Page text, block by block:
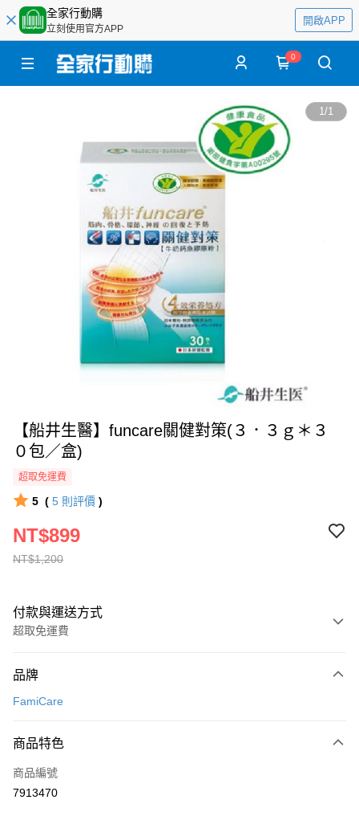
全家行動購
立刻使用官方APP
開啟APP
0
1/1
【船井生醫】funcare關健對策(３．３ｇ＊３
０包／盒)
超取免運費
5 ( 5 則評價 )
NT$1,200
NT$899
付款與運送方式
超取免運費
全家線上支付
運送方式
全家取貨付款
品牌
FamiCare
商品特色
商品編號
7913470